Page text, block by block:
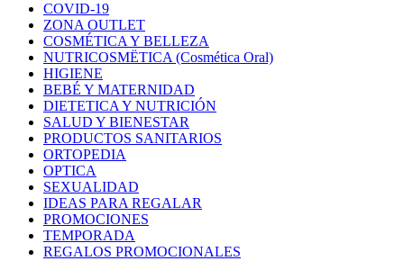
COVID-19
ZONA OUTLET
COSMÉTICA Y BELLEZA
NUTRICOSMËTICA (Cosmética Oral)
HIGIENE
BEBÉ Y MATERNIDAD
DIETETICA Y NUTRICIÓN
SALUD Y BIENESTAR
PRODUCTOS SANITARIOS
ORTOPEDIA
OPTICA
SEXUALIDAD
IDEAS PARA REGALAR
PROMOCIONES
TEMPORADA
REGALOS PROMOCIONALES